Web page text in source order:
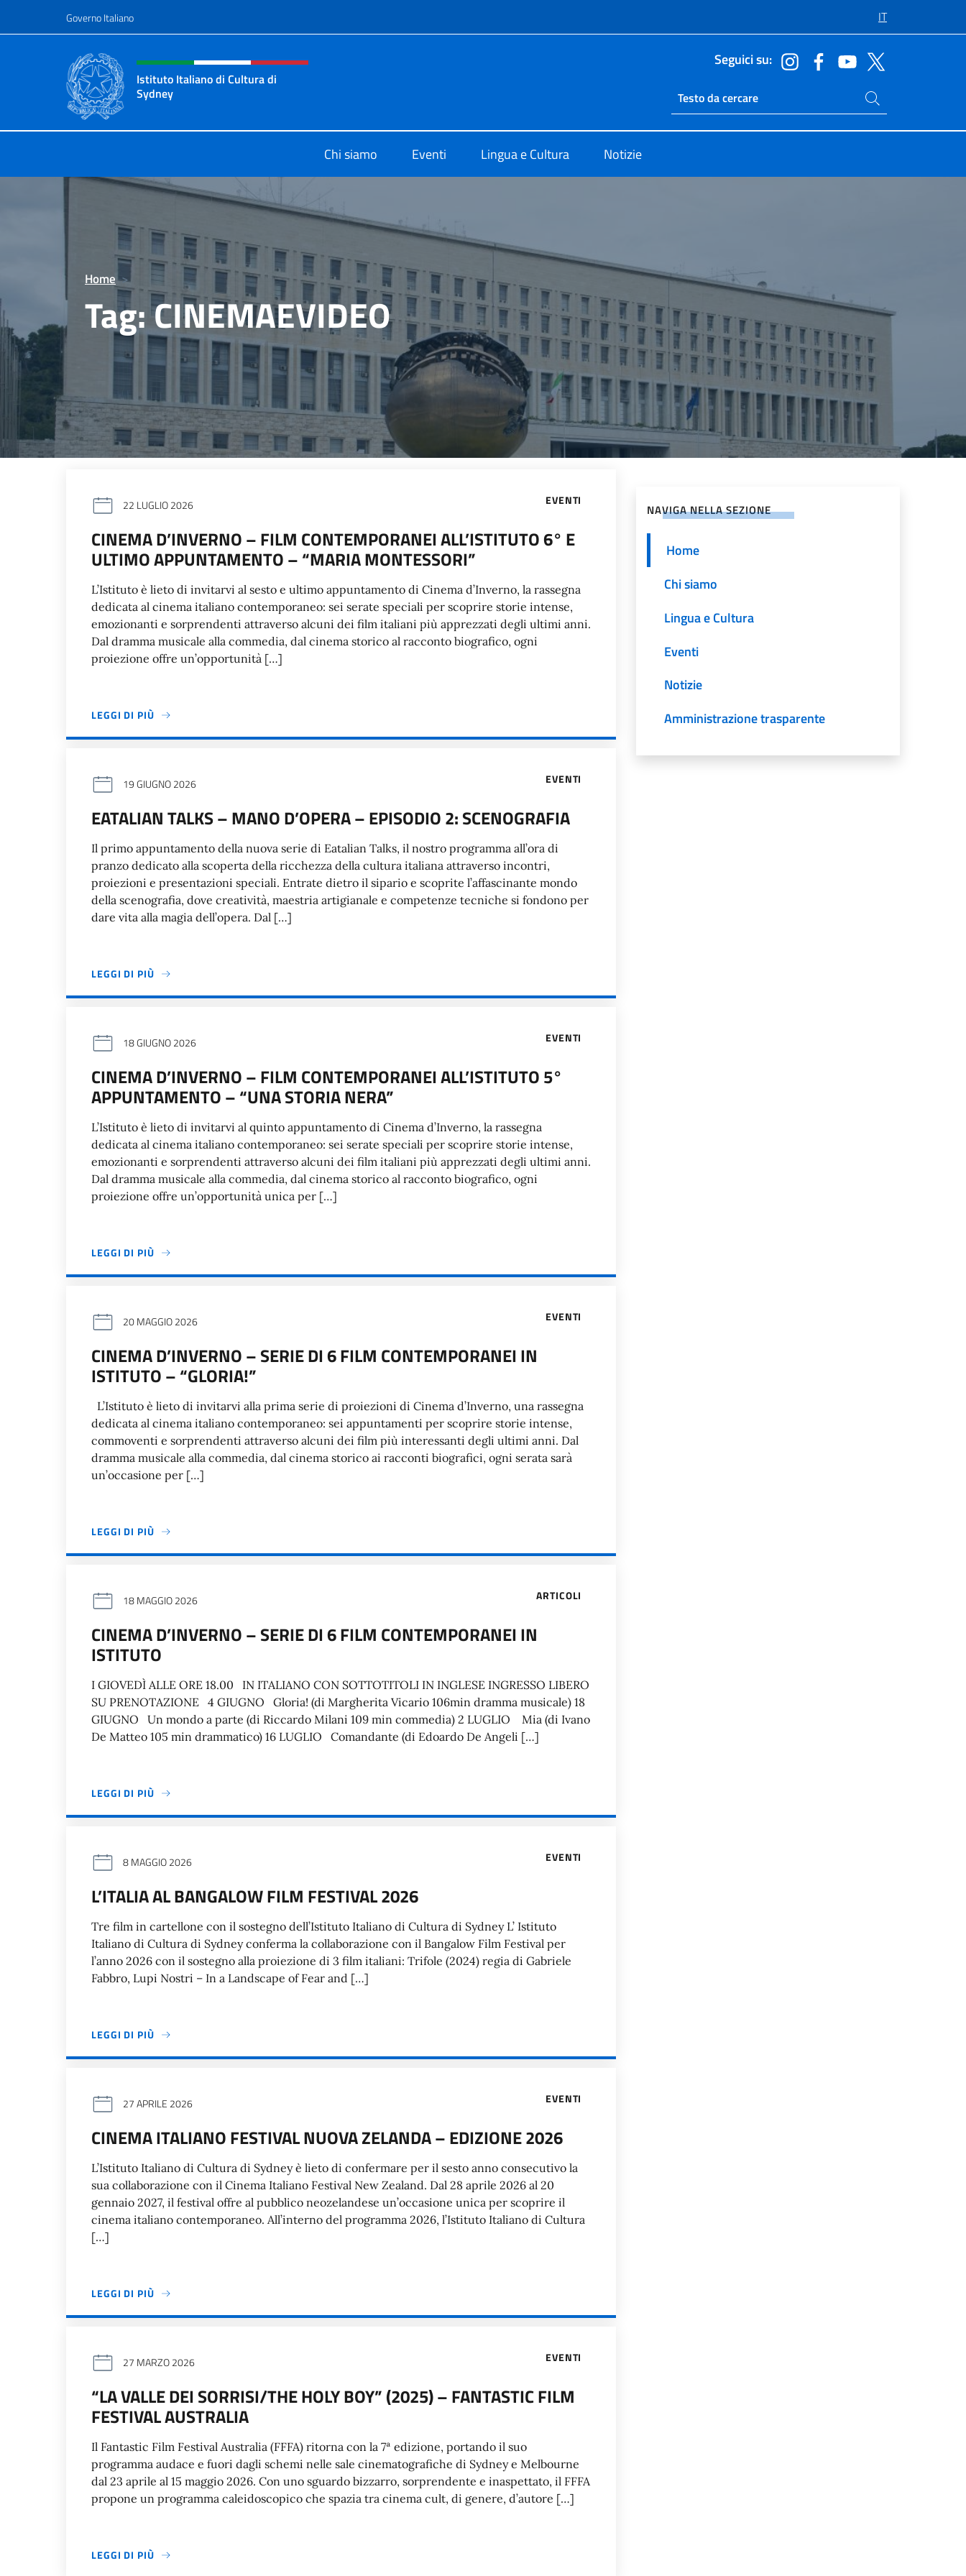
Governo Italiano IT
Intestazione sito, social e menù
Istituto Italiano di Cultura di
Sydney
Seguici su:
Ricerca sito live
Cerca nel sito
Chi siamo Eventi Lingua e Cultura Notizie
Home >
Tag:CINEMAEVIDEO
EVENTI
22 LUGLIO 2026
CINEMA D’INVERNO – FILM CONTEMPORANEI ALL’ISTITUTO 6° E
ULTIMO APPUNTAMENTO – “MARIA MONTESSORI”
L’Istituto è lieto di invitarvi al sesto e ultimo appuntamento di Cinema d’Inverno, la rassegna
dedicata al cinema italiano contemporaneo: sei serate speciali per scoprire storie intense,
emozionanti e sorprendenti attraverso alcuni dei film italiani più apprezzati degli ultimi anni.
Dal dramma musicale alla commedia, dal cinema storico al racconto biografico, ogni
proiezione offre un’opportunità […]
LEGGI DI PIÙ
EVENTI
19 GIUGNO 2026
EATALIAN TALKS – MANO D’OPERA – EPISODIO 2: SCENOGRAFIA
Il primo appuntamento della nuova serie di Eatalian Talks, il nostro programma all’ora di
pranzo dedicato alla scoperta della ricchezza della cultura italiana attraverso incontri,
proiezioni e presentazioni speciali. Entrate dietro il sipario e scoprite l’affascinante mondo
della scenografia, dove creatività, maestria artigianale e competenze tecniche si fondono per
dare vita alla magia dell’opera. Dal […]
LEGGI DI PIÙ
EVENTI
18 GIUGNO 2026
CINEMA D’INVERNO – FILM CONTEMPORANEI ALL’ISTITUTO 5°
APPUNTAMENTO – “UNA STORIA NERA”
L’Istituto è lieto di invitarvi al quinto appuntamento di Cinema d’Inverno, la rassegna
dedicata al cinema italiano contemporaneo: sei serate speciali per scoprire storie intense,
emozionanti e sorprendenti attraverso alcuni dei film italiani più apprezzati degli ultimi anni.
Dal dramma musicale alla commedia, dal cinema storico al racconto biografico, ogni
proiezione offre un’opportunità unica per […]
LEGGI DI PIÙ
EVENTI
20 MAGGIO 2026
CINEMA D’INVERNO – SERIE DI 6 FILM CONTEMPORANEI IN
ISTITUTO – “GLORIA!”
L’Istituto è lieto di invitarvi alla prima serie di proiezioni di Cinema d’Inverno, una rassegna
dedicata al cinema italiano contemporaneo: sei appuntamenti per scoprire storie intense,
commoventi e sorprendenti attraverso alcuni dei film più interessanti degli ultimi anni. Dal
dramma musicale alla commedia, dal cinema storico ai racconti biografici, ogni serata sarà
un’occasione per […]
LEGGI DI PIÙ
ARTICOLI
18 MAGGIO 2026
CINEMA D’INVERNO – SERIE DI 6 FILM CONTEMPORANEI IN
ISTITUTO
I GIOVEDÌ ALLE ORE 18.00 IN ITALIANO CON SOTTOTITOLI IN INGLESE INGRESSO LIBERO
SU PRENOTAZIONE 4 GIUGNO Gloria! (di Margherita Vicario 106min dramma musicale) 18
GIUGNO Un mondo a parte (di Riccardo Milani 109 min commedia) 2 LUGLIO Mia (di Ivano
De Matteo 105 min drammatico) 16 LUGLIO Comandante (di Edoardo De Angeli […]
LEGGI DI PIÙ
EVENTI
8 MAGGIO 2026
L’ITALIA AL BANGALOW FILM FESTIVAL 2026
Tre film in cartellone con il sostegno dell’Istituto Italiano di Cultura di Sydney L’ Istituto
Italiano di Cultura di Sydney conferma la collaborazione con il Bangalow Film Festival per
l’anno 2026 con il sostegno alla proiezione di 3 film italiani: Trifole (2024) regia di Gabriele
Fabbro, Lupi Nostri – In a Landscape of Fear and […]
LEGGI DI PIÙ
EVENTI
27 APRILE 2026
CINEMA ITALIANO FESTIVAL NUOVA ZELANDA – EDIZIONE 2026
L’Istituto Italiano di Cultura di Sydney è lieto di confermare per il sesto anno consecutivo la
sua collaborazione con il Cinema Italiano Festival New Zealand. Dal 28 aprile 2026 al 20
gennaio 2027, il festival offre al pubblico neozelandese un’occasione unica per scoprire il
cinema italiano contemporaneo. All’interno del programma 2026, l’Istituto Italiano di Cultura
[…]
LEGGI DI PIÙ
EVENTI
27 MARZO 2026
“LA VALLE DEI SORRISI/THE HOLY BOY” (2025) – FANTASTIC FILM
FESTIVAL AUSTRALIA
Il Fantastic Film Festival Australia (FFFA) ritorna con la 7ª edizione, portando il suo
programma audace e fuori dagli schemi nelle sale cinematografiche di Sydney e Melbourne
dal 23 aprile al 15 maggio 2026. Con uno sguardo bizzarro, sorprendente e inaspettato, il FFFA
propone un programma caleidoscopico che spazia tra cinema cult, di genere, d’autore […]
LEGGI DI PIÙ
NAVIGA NELLA SEZIONE
Home
Chi siamo
Lingua e Cultura
Eventi
Notizie
Amministrazione trasparente